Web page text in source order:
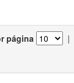
página |